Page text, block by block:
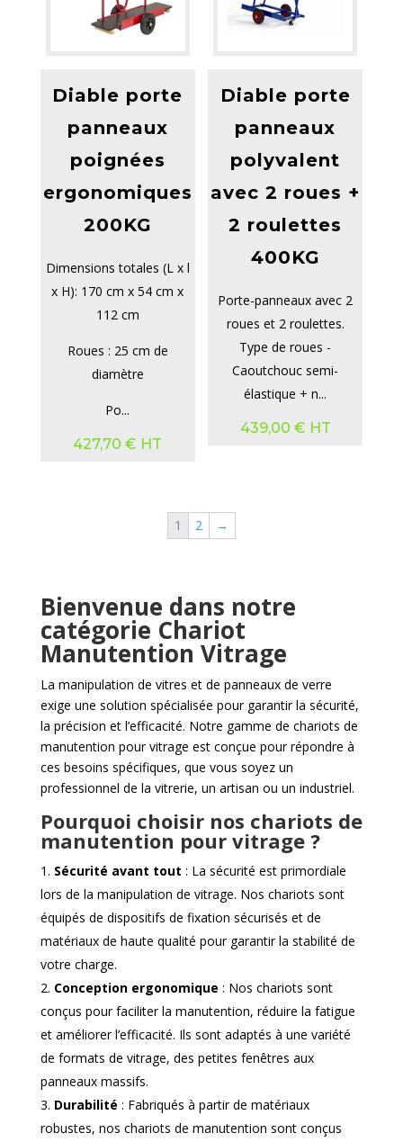
Diable porte
panneaux
poignées
ergonomiques
200KG
Dimensions totales (L x l
x H): 170 cm x 54 cm x
112 cm
Roues : 25 cm de
diamètre
Po...
427,70€ HT
Diable porte
panneaux
polyvalent
avec 2 roues +
2 roulettes
400KG
Porte-panneaux avec 2
roues et 2 roulettes.
Type de roues -
Caoutchouc semi-
élastique + n...
439,00 € HT
1 2 →
Bienvenue dans notre
catégorie Chariot
Manutention Vitrage
La manipulation de vitres et de panneaux de verre
exige une solution spécialisée pour garantir la sécurité,
la précision et l’efficacité. Notre gamme de chariots de
manutention pour vitrage est conçue pour répondre à
ces besoins spécifiques, que vous soyez un
professionnel de la vitrerie, un artisan ou un industriel.
Pourquoi choisir nos chariots de
manutention pour vitrage ?
Sécurité avant tout : La sécurité est primordiale
lors de la manipulation de vitrage. Nos chariots sont
équipés de dispositifs de fixation sécurisés et de
matériaux de haute qualité pour garantir la stabilité de
votre charge.
Conception ergonomique : Nos chariots sont
conçus pour faciliter la manutention, réduire la fatigue
et améliorer l’efficacité. Ils sont adaptés à une variété
de formats de vitrage, des petites fenêtres aux
panneaux massifs.
Durabilité : Fabriqués à partir de matériaux
robustes, nos chariots de manutention sont conçus